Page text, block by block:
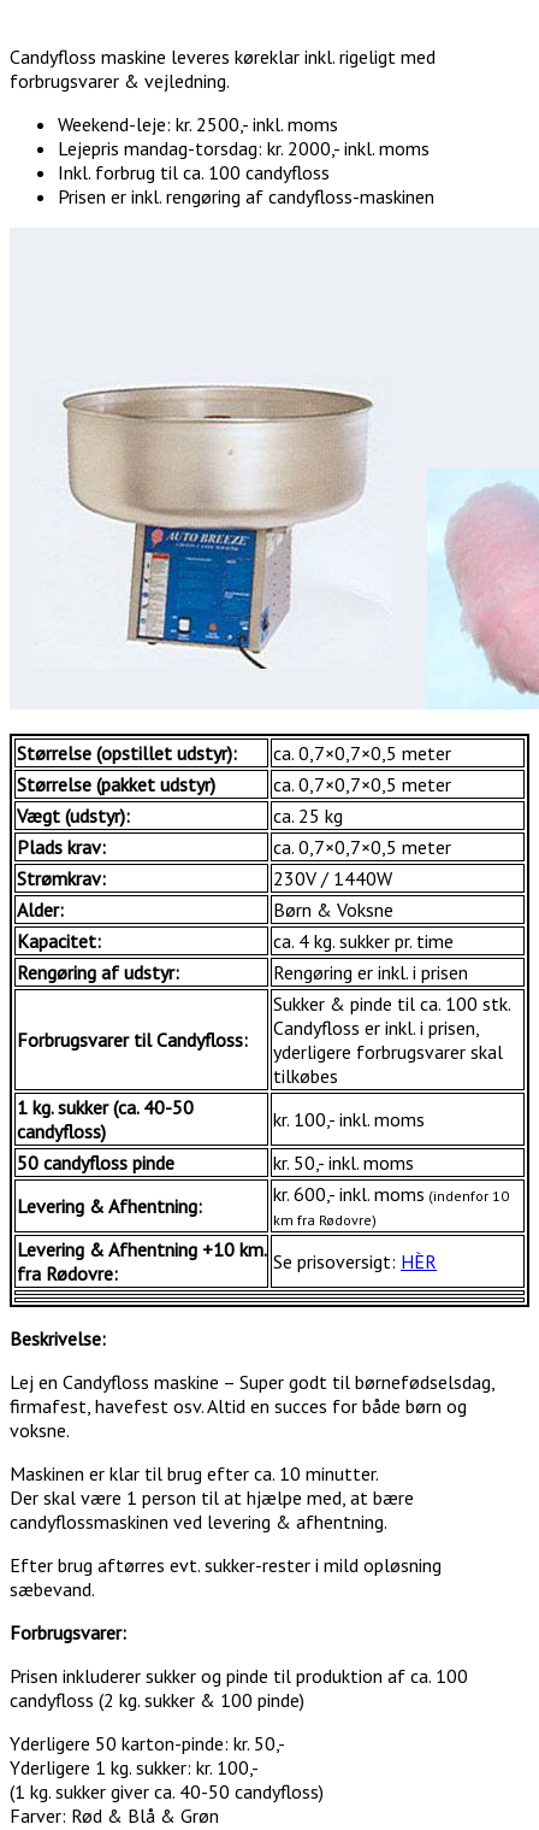
Candyfloss maskine leveres køreklar inkl. rigeligt med
forbrugsvarer & vejledning.
Weekend-leje: kr. 2500,- inkl. moms
Lejepris mandag-torsdag: kr. 2000,- inkl. moms
Inkl. forbrug til ca. 100 candyfloss
Prisen er inkl. rengøring af candyfloss-maskinen
Størrelse (opstillet udstyr):
ca. 0,7×0,7×0,5 meter
Størrelse (pakket udstyr)
ca. 0,7×0,7×0,5 meter
Vægt (udstyr):
ca. 25 kg
Plads krav:
ca. 0,7×0,7×0,5 meter
Strømkrav:
230V / 1440W
Alder:
Børn & Voksne
Kapacitet:
ca. 4 kg. sukker pr. time
Rengøring af udstyr:
Rengøring er inkl. i prisen
Forbrugsvarer til Candyfloss:
Sukker & pinde til ca. 100 stk.
Candyfloss er inkl. i prisen,
yderligere forbrugsvarer skal
tilkøbes
1 kg. sukker (ca. 40-50
candyfloss)
kr. 100,- inkl. moms
50 candyfloss pinde
kr. 50,- inkl. moms
Levering & Afhentning:
kr. 600,- inkl. moms (indenfor 10
km fra Rødovre)
Levering & Afhentning +10 km.
fra Rødovre:
Se prisoversigt: HÈR
Beskrivelse:
Lej en Candyfloss maskine – Super godt til børnefødselsdag,
firmafest, havefest osv. Altid en succes for både børn og
voksne.
Maskinen er klar til brug efter ca. 10 minutter.
Der skal være 1 person til at hjælpe med, at bære
candyflossmaskinen ved levering & afhentning.
Efter brug aftørres evt. sukker-rester i mild opløsning
sæbevand.
Forbrugsvarer:
Prisen inkluderer sukker og pinde til produktion af ca. 100
candyfloss (2 kg. sukker & 100 pinde)
Yderligere 50 karton-pinde: kr. 50,-
Yderligere 1 kg. sukker: kr. 100,-
(1 kg. sukker giver ca. 40-50 candyfloss)
Farver: Rød & Blå & Grøn